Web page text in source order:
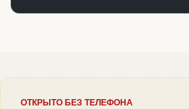
ОТКРЫТО БЕЗ ТЕЛЕФОНА